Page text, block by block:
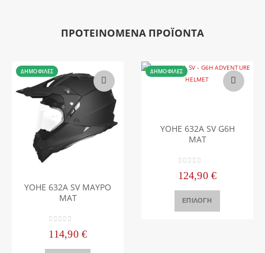
ΠΡΟΤΕΙΝΟΜΕΝΑ ΠΡΟΪΟΝΤΑ
ΔΗΜΟΦΙΛΈΣ
YOHE 632A SV ΜΑΥΡΟ
MAT
114,90 €
Αυτό το προϊόν έχει πολλαπλές παραλλαγές. Οι επιλογές μπορούν να επιλεγούν στη σελίδα του προϊόντος
ΔΗΜΟΦΙΛΈΣ
YOHE 632A SV G6H
MAT
124,90 €
ΕΠΙΛΟΓΉ
Αυτό το προϊόν έχει πολλαπλές παραλλαγές. Οι επιλογές μπορούν να επιλεγούν στη σελίδα του προϊόντος